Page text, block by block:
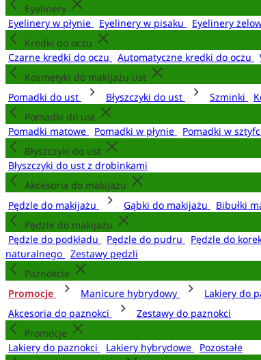
Eyelinery
Eyelinery w płynie
Eyelinery w pisaku Eyelinery
Kredki do oczu
Czarne kredki do oczu
Automatyczne kredki do oczu
Kosmetyki do makijażu ust
Pomadki do ust
Błyszczyki do ust Szminki
Pomadki do ust
Pomadki matowe
Pomadki w płynie Pomadki w
Błyszczyki do ust
Błyszczyki do ust z drobinkami
Akcesoria do makijażu
Pędzle do makijażu
Gąbki do makijażu Bibułki
Pędzle do makijażu
Pędzle do podkładu
Pędzle do pudru Pędzle do
naturalnego
Zestawy pędzli
Paznokcie
Promocje
Manicure hybrydowy Lakiery do
Akcesoria do paznokci
Zestawy do paznokci
Promocje
Lakiery do paznokci
Lakiery hybrydowe
Pozostałe